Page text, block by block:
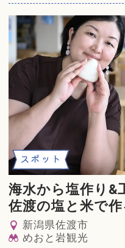
スポット
海水から塩作り&
佐渡の塩と米で
新潟県佐渡市
めおと岩観光